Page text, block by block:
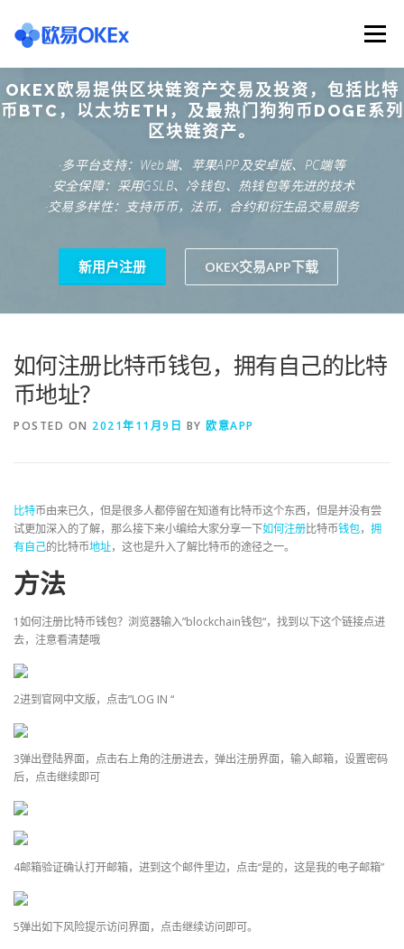
content
Menu
欧意交易所 关于欧意OKX 欧意APP下载
欧意注册网址 欧意交易下载 欧意团队
OKEX欧易提供区块链资产交易及投资，包括比特
币BTC，以太坊ETH，及最热门狗狗币DOGE系列
区块链资产。
·多平台支持：Web端、苹果APP及安卓版、PC端等
·安全保障：采用GSLB、冷钱包、热钱包等先进的技术
·交易多样性：支持币币，法币，合约和衍生品交易服务
新用户注册 OKEX交易APP下载
如何注册比特币钱包，拥有自己的比特
币地址？
POSTED ON 2021年11月9日 BY 欧意APP
比特币由来已久，但是很多人都停留在知道有比特币这个东西，但是并没有尝
试更加深入的了解，那么接下来小编给大家分享一下如何注册比特币钱包， 拥
有自己的比特币地址，这也是升入了解比特币的途径之一。
方法
1如何注册比特币钱包？浏览器输入”blockchain钱包“，找到以下这个链接点进
去，注意看清楚哦
2进到官网中文版，点击”LOG IN “
3弹出登陆界面，点击右上角的注册进去，弹出注册界面，输入邮箱，设置密码
后，点击继续即可
4邮箱验证确认打开邮箱，进到这个邮件里边，点击“是的，这是我的电子邮箱”
5弹出如下风险提示访问界面，点击继续访问即可。